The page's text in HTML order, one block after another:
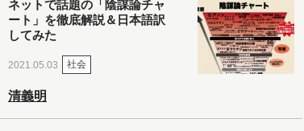
ネットで話題の「陰謀論チャ
ート」を徹底解説＆日本語訳
してみた
2021.05.03 社会
清義明